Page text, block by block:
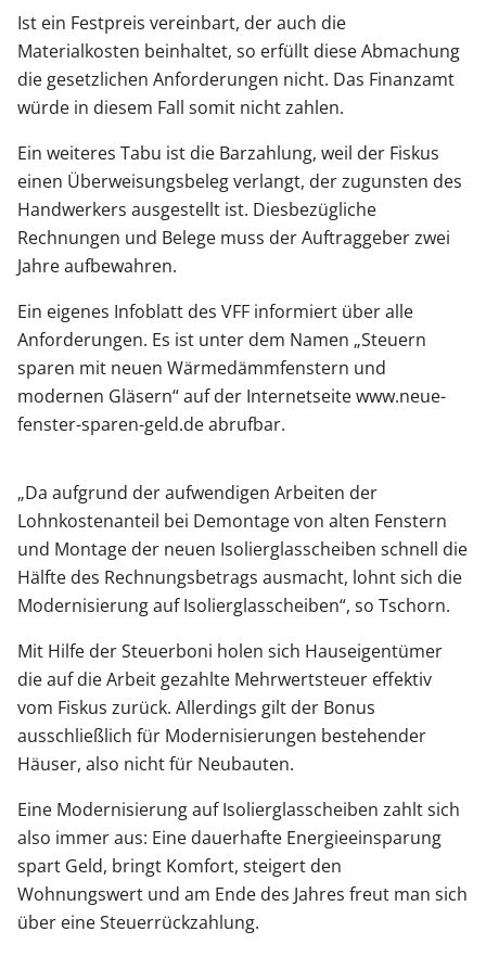
Ist ein Festpreis vereinbart, der auch die
Materialkosten beinhaltet, so erfüllt diese Abmachung
die gesetzlichen Anforderungen nicht. Das Finanzamt
würde in diesem Fall somit nicht zahlen.
Ein weiteres Tabu ist die Barzahlung, weil der Fiskus
einen Überweisungsbeleg verlangt, der zugunsten des
Handwerkers ausgestellt ist. Diesbezügliche
Rechnungen und Belege muss der Auftraggeber zwei
Jahre aufbewahren.
Ein eigenes Infoblatt des VFF informiert über alle
Anforderungen. Es ist unter dem Namen „Steuern
sparen mit neuen Wärmedämmfenstern und
modernen Gläsern“ auf der Internetseite www.neue-
fenster-sparen-geld.de abrufbar.
„Da aufgrund der aufwendigen Arbeiten der
Lohnkostenanteil bei Demontage von alten Fenstern
und Montage der neuen Isolierglasscheiben schnell die
Hälfte des Rechnungsbetrags ausmacht, lohnt sich die
Modernisierung auf Isolierglasscheiben“, so Tschorn.
Mit Hilfe der Steuerboni holen sich Hauseigentümer
die auf die Arbeit gezahlte Mehrwertsteuer effektiv
vom Fiskus zurück. Allerdings gilt der Bonus
ausschließlich für Modernisierungen bestehender
Häuser, also nicht für Neubauten.
Eine Modernisierung auf Isolierglasscheiben zahlt sich
also immer aus: Eine dauerhafte Energieeinsparung
spart Geld, bringt Komfort, steigert den
Wohnungswert und am Ende des Jahres freut man sich
über eine Steuerrückzahlung.